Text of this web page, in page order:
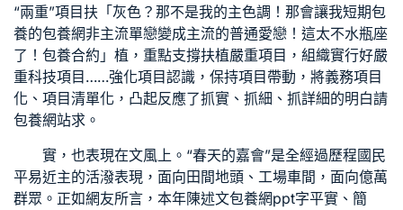
“兩重”項目扶「灰色？那不是我的主色調！那會讓我短期包
養的包養網非主流單戀變成主流的普通愛戀！這太不水瓶座
了！ 包養合約 」植，重點支撐扶植嚴重項目，組織實行好嚴
重科技項目……強化項目認識，保持項目帶動，將義務項目
化、項目清單化，凸起反應了抓實、抓細、抓詳細的明白請
包養網站求。
實，也表現在文風上。“春天的嘉會”是全經過歷程國民
平易近主的活潑表現，面向田間地頭、工場車間，面向億萬
群眾。正如網友所言，本年陳述文包養網ppt字平實、簡